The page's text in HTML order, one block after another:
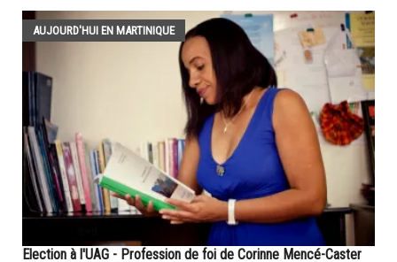
AUJOURD'HUI EN MARTINIQUE
Election à l'UAG - Profession de foi de Corinne Mencé-Caster